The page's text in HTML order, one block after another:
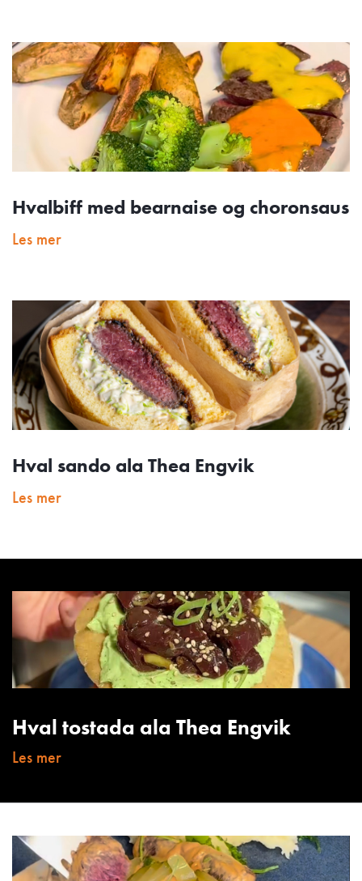
Hvalbiff med bearnaise og choronsaus
Les mer
Hval sando ala Thea Engvik
Les mer
Hval tostada ala Thea Engvik
Les mer